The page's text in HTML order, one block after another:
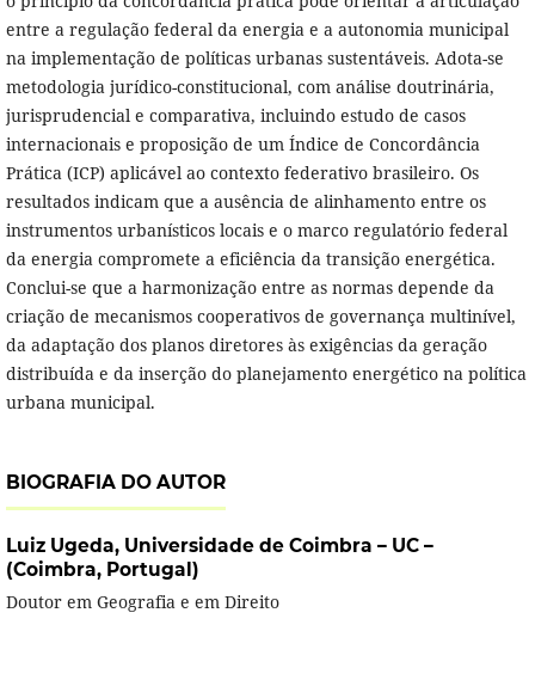
entre a regulação federal da energia e a autonomia municipal
na implementação de políticas urbanas sustentáveis. Adota-se
metodologia jurídico-constitucional, com análise doutrinária,
jurisprudencial e comparativa, incluindo estudo de casos
internacionais e proposição de um Índice de Concordância
Prática (ICP) aplicável ao contexto federativo brasileiro. Os
resultados indicam que a ausência de alinhamento entre os
instrumentos urbanísticos locais e o marco regulatório federal
da energia compromete a eficiência da transição energética.
Conclui-se que a harmonização entre as normas depende da
criação de mecanismos cooperativos de governança multinível,
da adaptação dos planos diretores às exigências da geração
distribuída e da inserção do planejamento energético na política
urbana municipal.
BIOGRAFIA DO AUTOR
Luiz Ugeda, Universidade de Coimbra – UC –
(Coimbra, Portugal)
Doutor em Geografia e em Direito